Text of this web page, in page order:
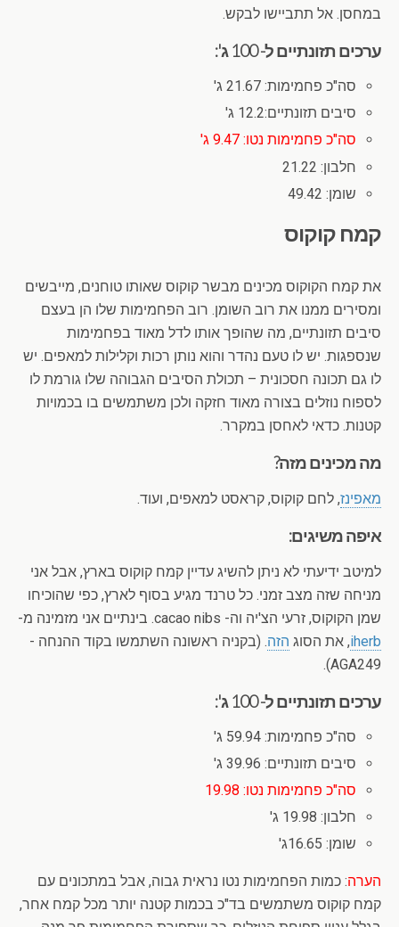
במחסן. אל תתביישו לבקש.
ערכים תזונתיים ל- 100 ג':
סה"כ פחמימות: 21.67 ג'
סיבים תזונתיים:12.2 ג'
סה"כ פחמימות נטו: 9.47 ג'
חלבון: 21.22
שומן: 49.42
קמח קוקוס
את קמח הקוקוס מכינים מבשר קוקוס שאותו טוחנים, מייבשים
ומסירים ממנו את רוב השומן. רוב הפחמימות שלו הן בעצם
סיבים תזונתיים, מה שהופך אותו לדל מאוד בפחמימות
שנספגות. יש לו טעם נהדר והוא נותן רכות וקלילות למאפים. יש
לו גם תכונה חסכונית – תכולת הסיבים הגבוהה שלו גורמת לו
לספוח נוזלים בצורה מאוד חזקה ולכן משתמשים בו בכמויות
קטנות. כדאי לאחסן במקרר.
מה מכינים מזה?
מאפינז, לחם קוקוס, קראסט למאפים, ועוד.
איפה משיגים:
למיטב ידיעתי לא ניתן להשיג עדיין קמח קוקוס בארץ, אבל אני
מניחה שזה מצב זמני. כל טרנד מגיע בסוף לארץ, כפי שהוכיחו
שמן הקוקוס, זרעי הצ'יה וה- cacao nibs. בינתיים אני מזמינה מ-
iherb, את הסוג הזה. (בקניה ראשונה השתמשו בקוד ההנחה -
AGA249).
ערכים תזונתיים ל- 100 ג':
סה"כ פחמימות: 59.94 ג'
סיבים תזונתיים: 39.96 ג'
סה"כ פחמימות נטו: 19.98
חלבון: 19.98 ג'
שומן: 16.65ג'
הערה: כמות הפחמימות נטו נראית גבוה, אבל במתכונים עם
קמח קוקוס משתמשים בד"כ בכמות קטנה יותר מכל קמח אחר,